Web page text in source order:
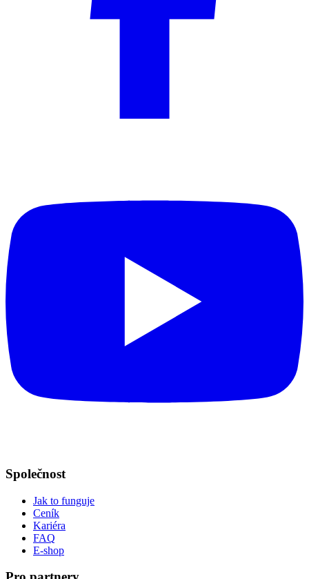
Společnost
Jak to funguje
Ceník
Kariéra
FAQ
E-shop